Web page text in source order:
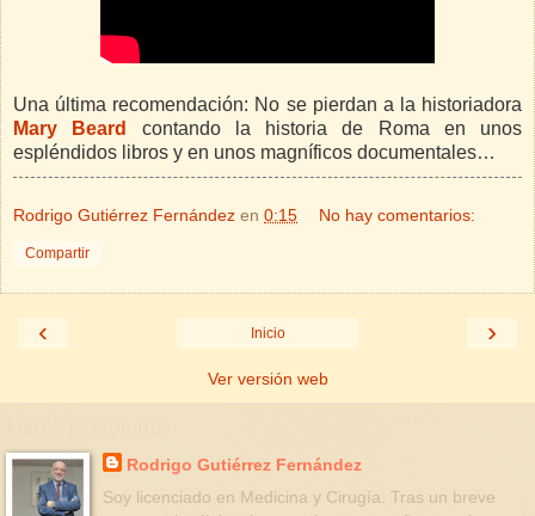
Una última recomendación: No se pierdan a la historiadora
Mary Beard
contando la historia de Roma en unos
espléndidos libros y en unos magníficos documentales…
Rodrigo Gutiérrez Fernández en 0:15 No hay comentarios:
Compartir
‹ ›
Inicio
Ver versión web
Rodrigo Gutiérrez Fernández
Soy licenciado en Medicina y Cirugía. Tras un breve